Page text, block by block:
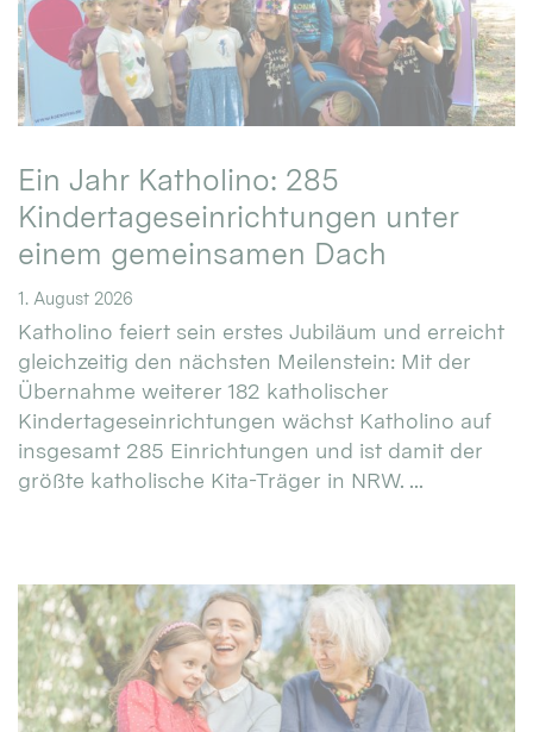
Ein Jahr Katholino: 285
Kindertageseinrichtungen unter
einem gemeinsamen Dach
1. August 2026
Katholino feiert sein erstes Jubiläum und erreicht
gleichzeitig den nächsten Meilenstein: Mit der
Übernahme weiterer 182 katholischer
Kindertageseinrichtungen wächst Katholino auf
insgesamt 285 Einrichtungen und ist damit der
größte katholische Kita-Träger in NRW. ...